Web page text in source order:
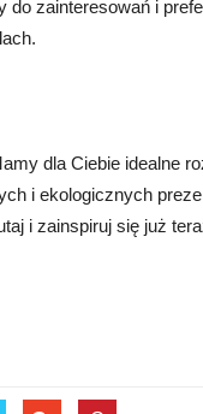
do zainteresowań i
dla Ciebie idealne
i ekologicznych
i zainspiruj się już